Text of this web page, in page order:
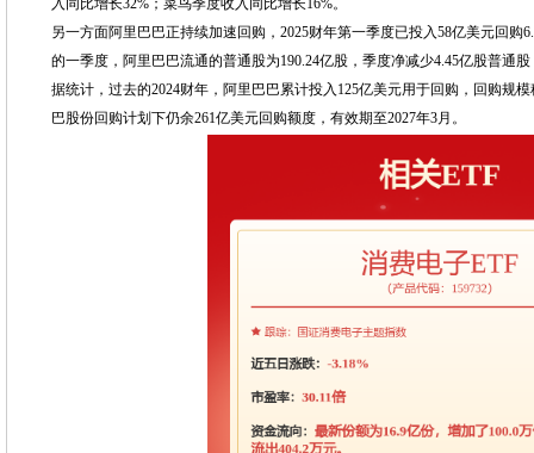
入同比增长32%；菜鸟季度收入同比增长16%。
另一方面阿里巴巴正持续加速回购，2025财年第一季度已投入58亿美元回购
的一季度，阿里巴巴流通的普通股为190.24亿股，季度净减少4.45亿股普通
据统计，过去的2024财年，阿里巴巴累计投入125亿美元用于回购，回购规
巴股份回购计划下仍余261亿美元回购额度，有效期至2027年3月。